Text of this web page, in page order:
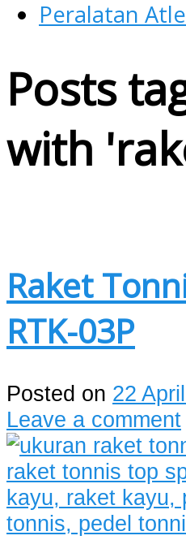
Peralatan
Posts
with '
Raket
RTK-03P
Posted on 22
Leave a comment